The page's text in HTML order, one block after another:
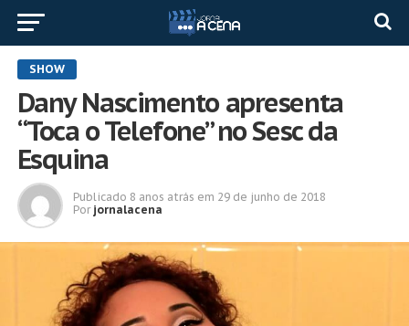
SHOW
Dany Nascimento apresenta
“Toca o Telefone” no Sesc da
Esquina
Publicado 8 anos atrás em 29 de junho de 2018
Por jornalacena